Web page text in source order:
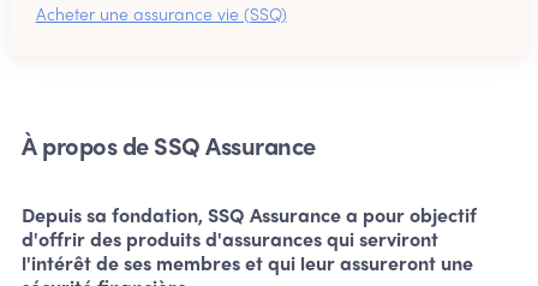
À propos de SSQ Assurance
Depuis sa fondation, SSQ Assurance a pour objectif
d'offrir des produits d'assurances qui serviront
l'intérêt de ses membres et qui leur assureront une
Acheter une assurance vie (SSQ)